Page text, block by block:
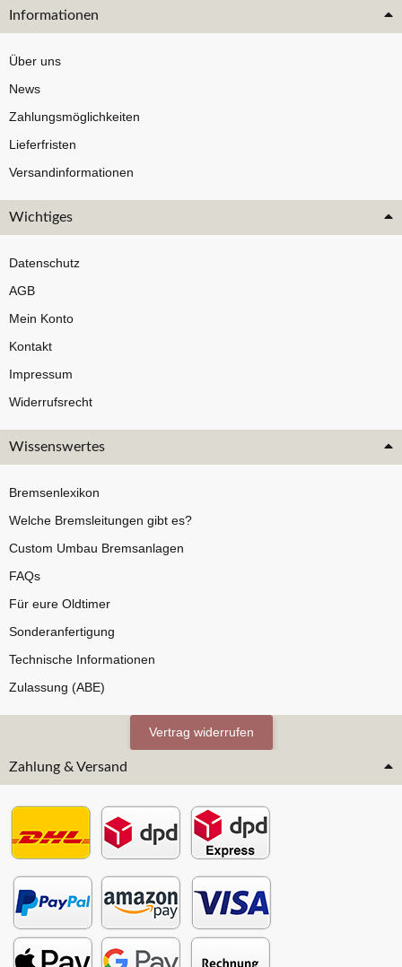
Informationen
Über uns
News
Zahlungsmöglichkeiten
Lieferfristen
Versandinformationen
Wichtiges
Datenschutz
AGB
Mein Konto
Kontakt
Impressum
Widerrufsrecht
Wissenswertes
Bremsenlexikon
Welche Bremsleitungen gibt es?
Custom Umbau Bremsanlagen
FAQs
Für eure Oldtimer
Sonderanfertigung
Technische Informationen
Zulassung (ABE)
Vertrag widerrufen
Zahlung & Versand